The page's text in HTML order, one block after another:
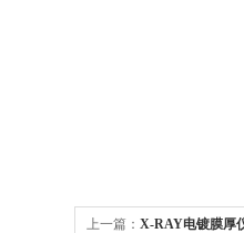
上一篇： X-RAY电镀膜厚